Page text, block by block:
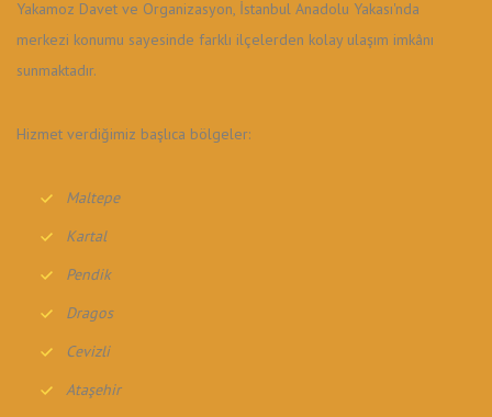
Yakamoz Davet ve Organizasyon, İstanbul Anadolu Yakası'nda
merkezi konumu sayesinde farklı ilçelerden kolay ulaşım imkânı
sunmaktadır.
Hizmet verdiğimiz başlıca bölgeler:
Maltepe
Kartal
Pendik
Dragos
Cevizli
Ataşehir